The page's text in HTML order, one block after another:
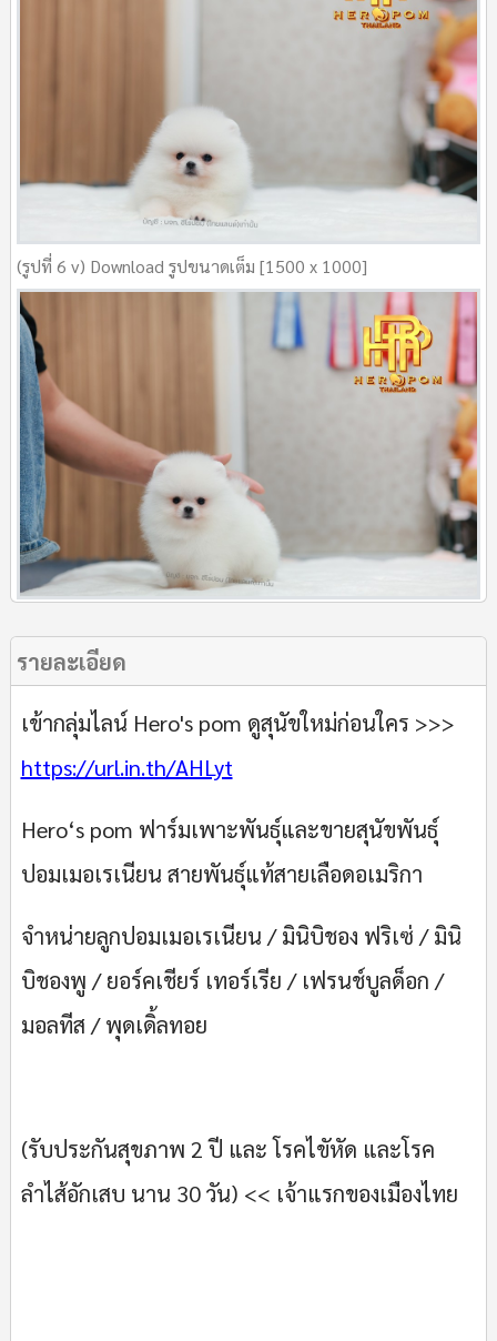
(รูปที่ 6 v) Download รูปขนาดเต็ม [1500 x 1000]
รายละเอียด
เข้ากลุ่มไลน์ Hero's pom ดูสุนัขใหม่ก่อนใคร >>>
https://url.in.th/AHLyt
Hero‘s pom ฟาร์มเพาะพันธุ์และขายสุนัขพันธุ์
ปอมเมอเรเนียน สายพันธุ์แท้สายเลือดอเมริกา
จำหน่ายลูกปอมเมอเรเนียน / มินิบิชอง ฟริเซ่ / มินิ
บิชองพู / ยอร์คเชียร์ เทอร์เรีย / เฟรนช์บูลด็อก /
มอลทีส / พุดเดิ้ลทอย
(รับประกันสุขภาพ 2 ปี และ โรคไขัหัด และโรค
ลำไส้อักเสบ นาน 30 วัน) << เจ้าแรกของเมืองไทย